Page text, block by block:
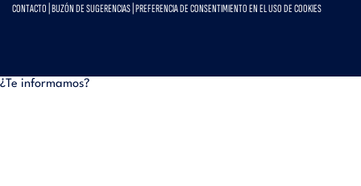
CONTACTO BUZÓN DE SUGERENCIAS PREFERENCIA DE CONSENTIMIENTO EN EL USO DE COOKIES
¿Te informamos?